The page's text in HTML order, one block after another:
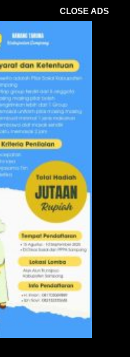
CLOSE ADS